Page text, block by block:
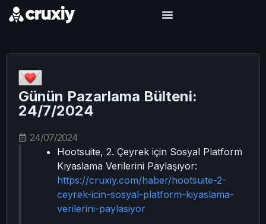
Günün Pazarlama Bülteni:
24/7/2024
24/07/2024
Hootsuite, 2. Çeyrek için Sosyal Platform
Kıyaslama Verilerini Paylaşıyor:
https://cruxiy.com/haber/hootsuite-2-
ceyrek-icin-sosyal-platform-kiyaslama-
verilerini-paylasiyor